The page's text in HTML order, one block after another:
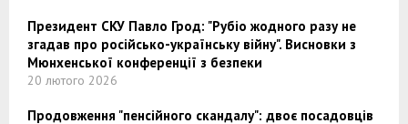
Президент СКУ Павло Грод: "Рубіо жодного разу не
згадав про російсько-українську війну". Висновки з
Мюнхенської конференції з безпеки
20 лютого 2026
Продовження "пенсійного скандалу": двоє посадовців